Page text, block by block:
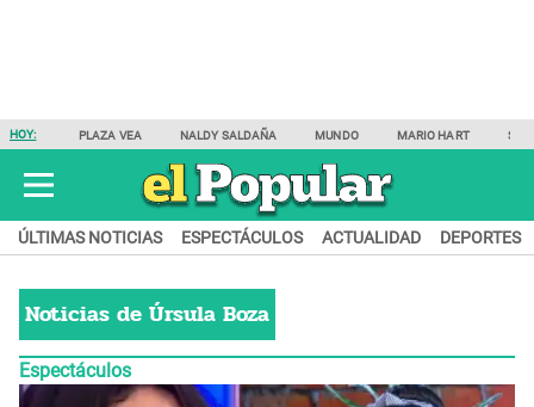
HOY: PLAZA VEA NALDY SALDAÑA MUNDO MARIO HART
ÚLTIMAS NOTICIAS ESPECTÁCULOS ACTUALIDAD DEPORTES
Noticias de Úrsula Boza
Espectáculos